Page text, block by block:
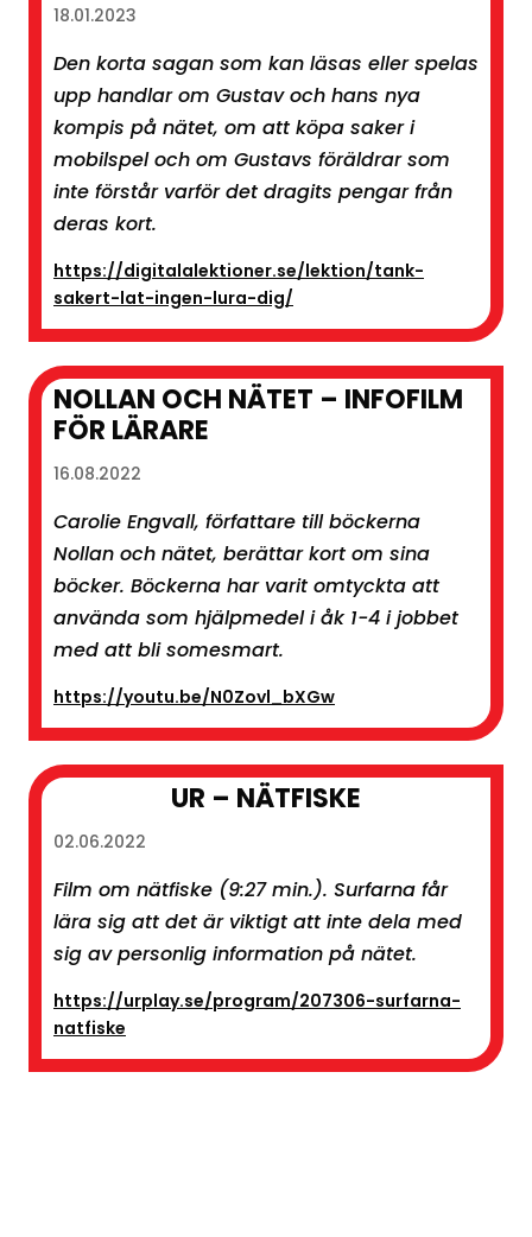
18.01.2023
Den korta sagan som kan läsas eller spelas
upp handlar om Gustav och hans nya
kompis på nätet, om att köpa saker i
mobilspel och om Gustavs föräldrar som
inte förstår varför det dragits pengar från
deras kort.
https://digitalalektioner.se/lektion/tank-
sakert-lat-ingen-lura-dig/
NOLLAN OCH NÄTET – INFOFILM
FÖR LÄRARE
16.08.2022
Carolie Engvall, författare till böckerna
Nollan och nätet, berättar kort om sina
böcker. Böckerna har varit omtyckta att
använda som hjälpmedel i åk 1-4 i jobbet
med att bli somesmart.
https://youtu.be/N0Zovl_bXGw
UR – NÄTFISKE
02.06.2022
Film om nätfiske (9:27 min.). Surfarna får
lära sig att det är viktigt att inte dela med
sig av personlig information på nätet.
https://urplay.se/program/207306-surfarna-
natfiske